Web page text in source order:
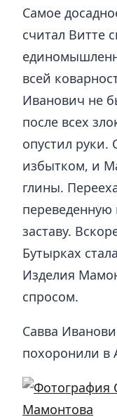
Самое
считал Витте
всей
Иванович не
после всех
опустил руки.
избытком, и
глины.
переведенную
заставу.
Бутырках
Изделия
спросом.
Савва
похоронили в